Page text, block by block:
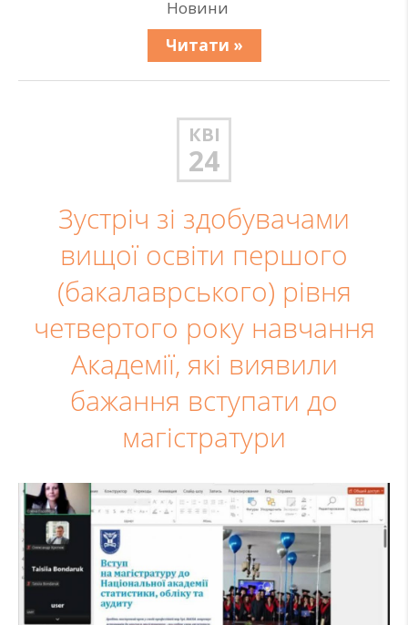
Новини
Читати »
КВІ
24
Зустріч зі здобувачами
вищої освіти першого
(бакалаврського) рівня
четвертого року навчання
Академії, які виявили
бажання вступати до
магістратури